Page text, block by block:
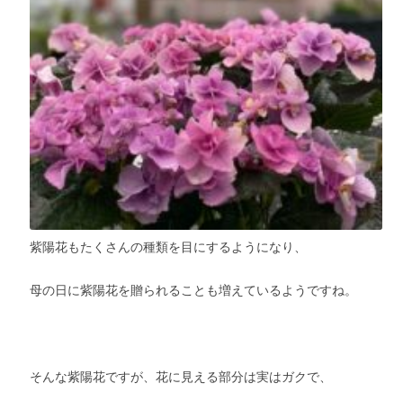
紫陽花もたくさんの種類を目にするようになり、
母の日に紫陽花を贈られることも増えているようですね。
そんな紫陽花ですが、花に見える部分は実はガクで、